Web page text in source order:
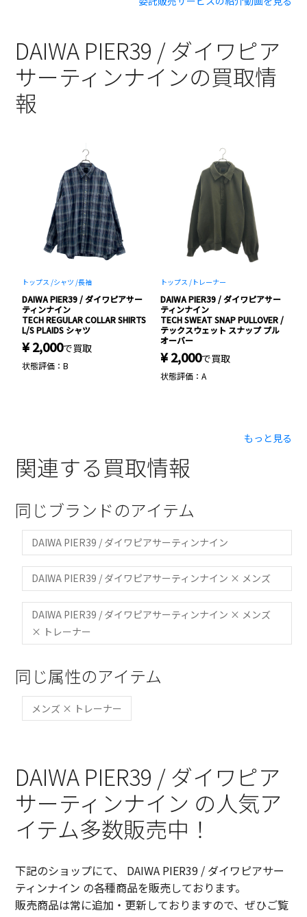
DAIWA PIER39 / ダイワピア
サーティンナインの買取情
報
トップス /シャツ /長袖
DAIWA PIER39 / ダイワピアサー
ティンナイン
TECH REGULAR COLLAR SHIRTS
L/S PLAIDS シャツ
¥ 2,000で買取
状態評価：B
トップス / トレーナー
DAIWA PIER39 / ダイワピアサー
ティンナイン
TECH SWEAT SNAP PULLOVER /
テックスウェット スナップ プル
オーバー
¥ 2,000で買取
状態評価：A
もっと見る
関連する買取情報
同じブランドのアイテム
DAIWA PIER39 / ダイワピアサーティンナイン
DAIWA PIER39 / ダイワピアサーティンナイン × メンズ
DAIWA PIER39 / ダイワピアサーティンナイン × メンズ
× トレーナー
同じ属性のアイテム
メンズ × トレーナー
DAIWA PIER39 / ダイワピア
サーティンナイン の人気ア
イテム多数販売中！
下記のショップにて、 DAIWA PIER39 / ダイワピアサー
ティンナイン の各種商品を販売しております。
販売商品は常に追加・更新しておりますので、ぜひご覧